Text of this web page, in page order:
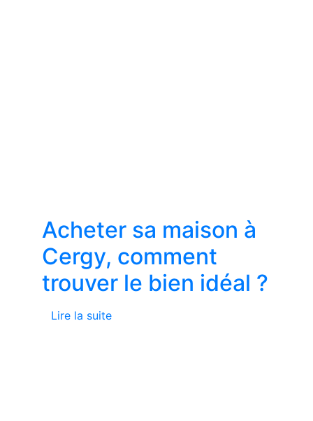
Acheter sa maison à
Cergy, comment
trouver le bien idéal ?
Lire la suite